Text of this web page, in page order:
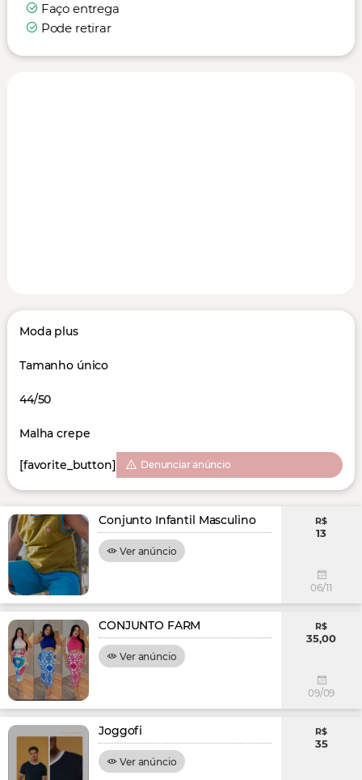
Faço entrega
Pode retirar
Moda plus
Tamanho único
44/50
Malha crepe
[favorite_button] Denunciar anúncio
Conjunto Infantil Masculino
Ver anúncio
R$
13
06/11
CONJUNTO FARM
Ver anúncio
R$
35,00
09/09
Joggofi
Ver anúncio
R$
35